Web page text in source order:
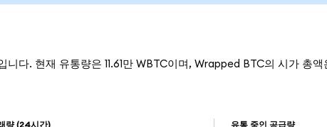
다. 현재 유통량은 11.61만 WBTC이며, Wrapped BTC의 시가 총액
량 (24시간) 유통 중인 공급량